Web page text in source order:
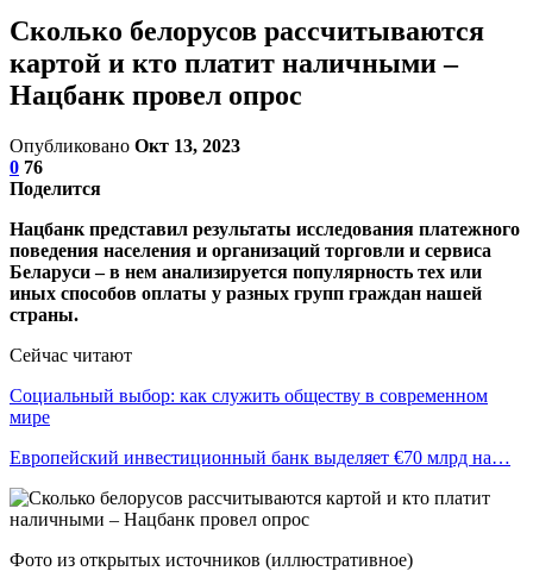
Сколько белорусов рассчитываются
картой и кто платит наличными –
Нацбанк провел опрос
Опубликовано Окт 13, 2023
0 76
Поделится
Нацбанк представил результаты исследования платежного
поведения населения и организаций торговли и сервиса
Беларуси – в нем анализируется популярность тех или
иных способов оплаты у разных групп граждан нашей
страны.
Сейчас читают
Социальный выбор: как служить обществу в современном
мире
Европейский инвестиционный банк выделяет €70 млрд на…
Фото из открытых источников (иллюстративное)